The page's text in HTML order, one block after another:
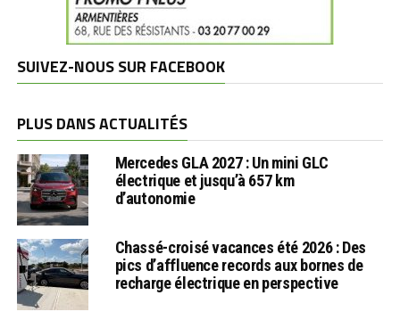
SUIVEZ-NOUS SUR FACEBOOK
PLUS DANS ACTUALITÉS
Mercedes GLA 2027 : Un mini GLC
électrique et jusqu’à 657 km
d’autonomie
Chassé-croisé vacances été 2026 : Des
pics d’affluence records aux bornes de
recharge électrique en perspective